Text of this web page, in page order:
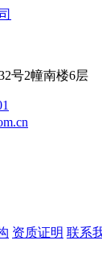
号2幢南楼6层
资质证明 联系